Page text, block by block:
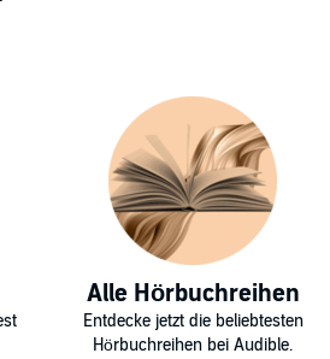
Alle Hörbuchreihen
Entdecke jetzt die beliebtesten
Hörbuchreihen bei Audible.